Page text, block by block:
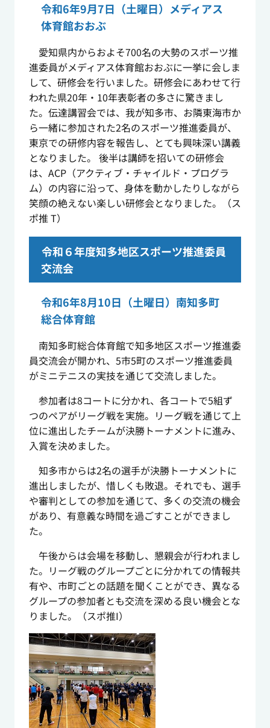
令和6年9月7日（土曜日）メディアス
体育館おおぶ
愛知県内からおよそ700名の大勢のスポーツ推
進委員がメディアス体育館おおぶに一挙に会しま
して、研修会を行いました。研修会にあわせて行
われた県20年・10年表彰者の多さに驚きまし
た。伝達講習会では、我が知多市、お隣東海市か
ら一緒に参加された2名のスポーツ推進委員が、
東京での研修内容を報告し、とても興味深い講義
となりました。 後半は講師を招いての研修会
は、ACP（アクティブ・チャイルド・プログラ
ム）の内容に沿って、身体を動かしたりしながら
笑顔の絶えない楽しい研修会となりました。（ス
ポ推 T）
令和６年度知多地区スポーツ推進委員
交流会
令和6年8月10日（土曜日）南知多町
総合体育館
南知多町総合体育館で知多地区スポーツ推進委
員交流会が開かれ、5市5町のスポーツ推進委員
がミニテニスの実技を通じて交流しました。
参加者は8コートに分かれ、各コートで5組ず
つのペアがリーグ戦を実施。リーグ戦を通じて上
位に進出したチームが決勝トーナメントに進み、
入賞を決めました。
知多市からは2名の選手が決勝トーナメントに
進出しましたが、惜しくも敗退。それでも、選手
や審判としての参加を通じて、多くの交流の機会
があり、有意義な時間を過ごすことができまし
た。
午後からは会場を移動し、懇親会が行われまし
た。リーグ戦のグループごとに分かれての情報共
有や、市町ごとの話題を聞くことができ、異なる
グループの参加者とも交流を深める良い機会とな
りました。（スポ推I）